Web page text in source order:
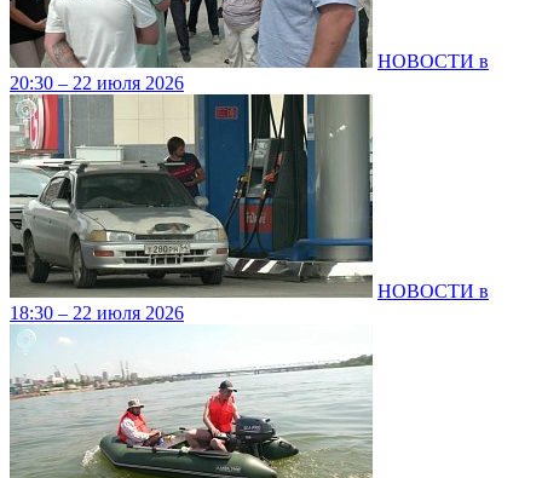
НОВОСТИ в
20:30 – 22 июля 2026
НОВОСТИ в
18:30 – 22 июля 2026